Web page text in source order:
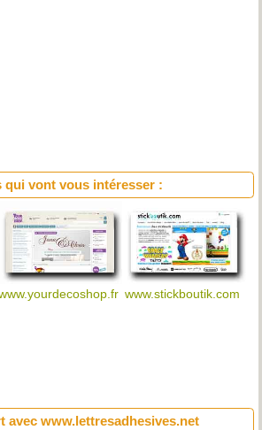
vont vous intéresser :
www.stickboutik.com
avec www.lettresadhesives.net